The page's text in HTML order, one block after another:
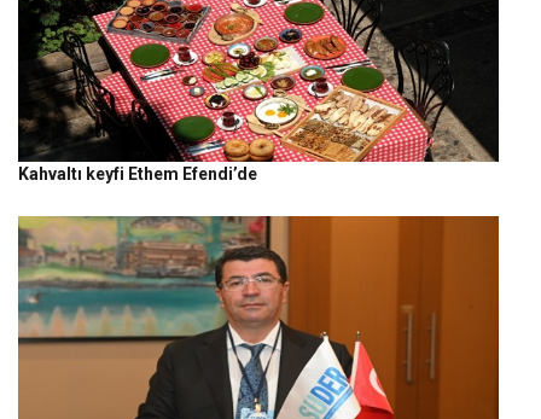
Kahvaltı keyfi Ethem Efendi’de